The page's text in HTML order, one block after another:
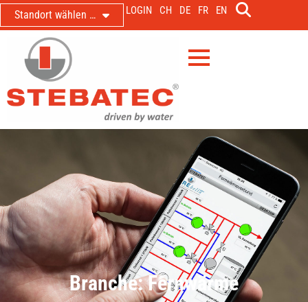
Standort wählen … LOGIN CH DE FR EN
Branche: Fernwärme